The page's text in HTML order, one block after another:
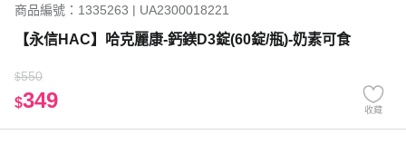
商品編號：1335263 | UA2300018221
【永信HAC】哈克麗康-鈣鎂D3錠(60錠/瓶)-奶素可食
$550
$349 收藏